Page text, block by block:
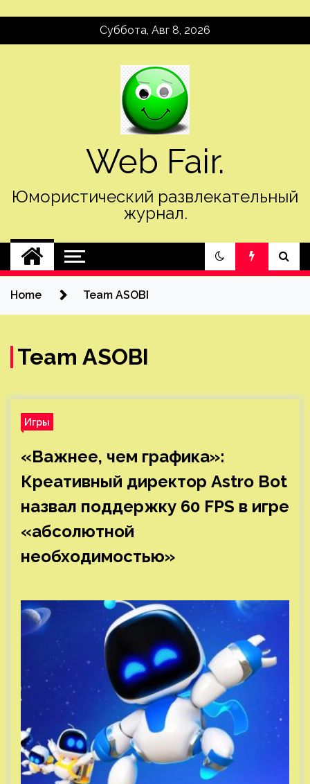
Суббота, Авг 8, 2026
Web Fair.
Юмористический развлекательный
журнал.
Home Team ASOBI
Team ASOBI
Игры
«Важнее, чем графика»:
Креативный директор Astro Bot
назвал поддержку 60 FPS в игре
«абсолютной
необходимостью»